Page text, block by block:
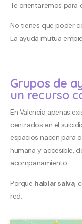
Grupos de
un recurso
En Valencia apenas
centrados en el
espacios nacen para
humana y accesible,
acompañamiento.
Porque hablar salva,
red.
Te orientaremos para
No tienes que poder
La ayuda mutua